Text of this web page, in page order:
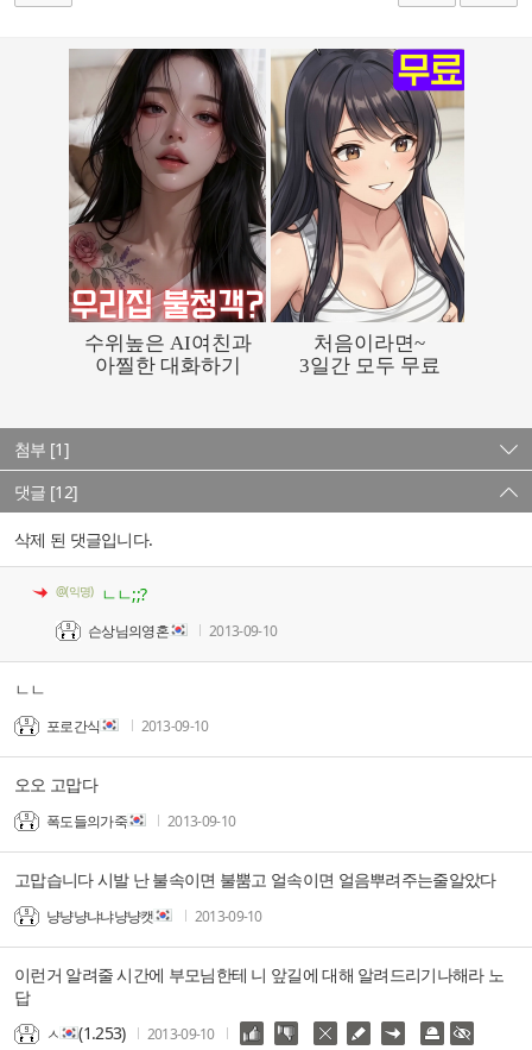
첨부 [1]
댓글 [12]
삭제 된 댓글입니다.
@(익명) ㄴㄴ;;?
슨상님의영혼 2013-09-10
ㄴㄴ
포로간식 2013-09-10
오오 고맙다
폭도들의가죽 2013-09-10
고맙습니다 시발 난 불속이면 불뿜고 얼속이면 얼음뿌려주는줄알았다
냥냥냥냐냐냥냥캣 2013-09-10
이런거 알려줄 시간에 부모님한테 니 앞길에 대해 알려드리기나해라 노
답
ㅅ (1.253) 2013-09-10